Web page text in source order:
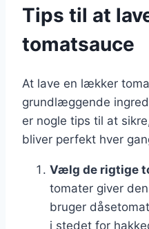
Tips til at
tomatsauce
At lave en lækker
grundlæggende
er nogle tips til at
bliver perfekt hver
Vælg de rigtige
tomater giver
bruger
i stedet for